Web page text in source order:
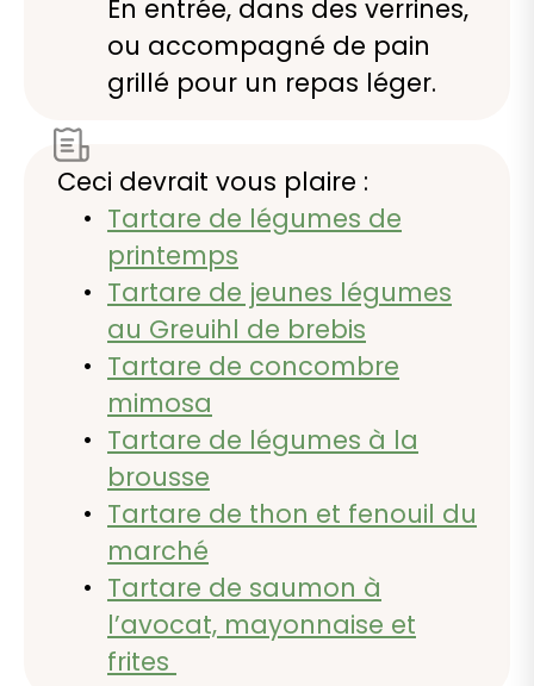
En entrée, dans des verrines,
ou accompagné de pain
grillé pour un repas léger.
Ceci devrait vous plaire :
Tartare de légumes de
printemps
Tartare de jeunes légumes
au Greuihl de brebis
Tartare de concombre
mimosa
Tartare de légumes à la
brousse
Tartare de thon et fenouil du
marché
Tartare de saumon à
l’avocat, mayonnaise et
frites